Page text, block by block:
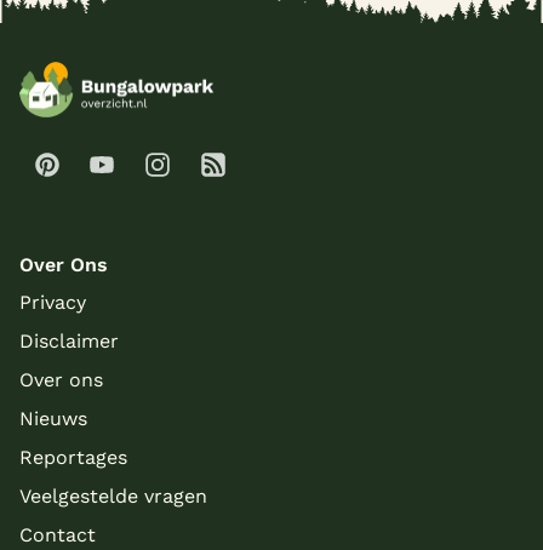
Over Ons
Privacy
Disclaimer
Over ons
Nieuws
Reportages
Veelgestelde vragen
Contact